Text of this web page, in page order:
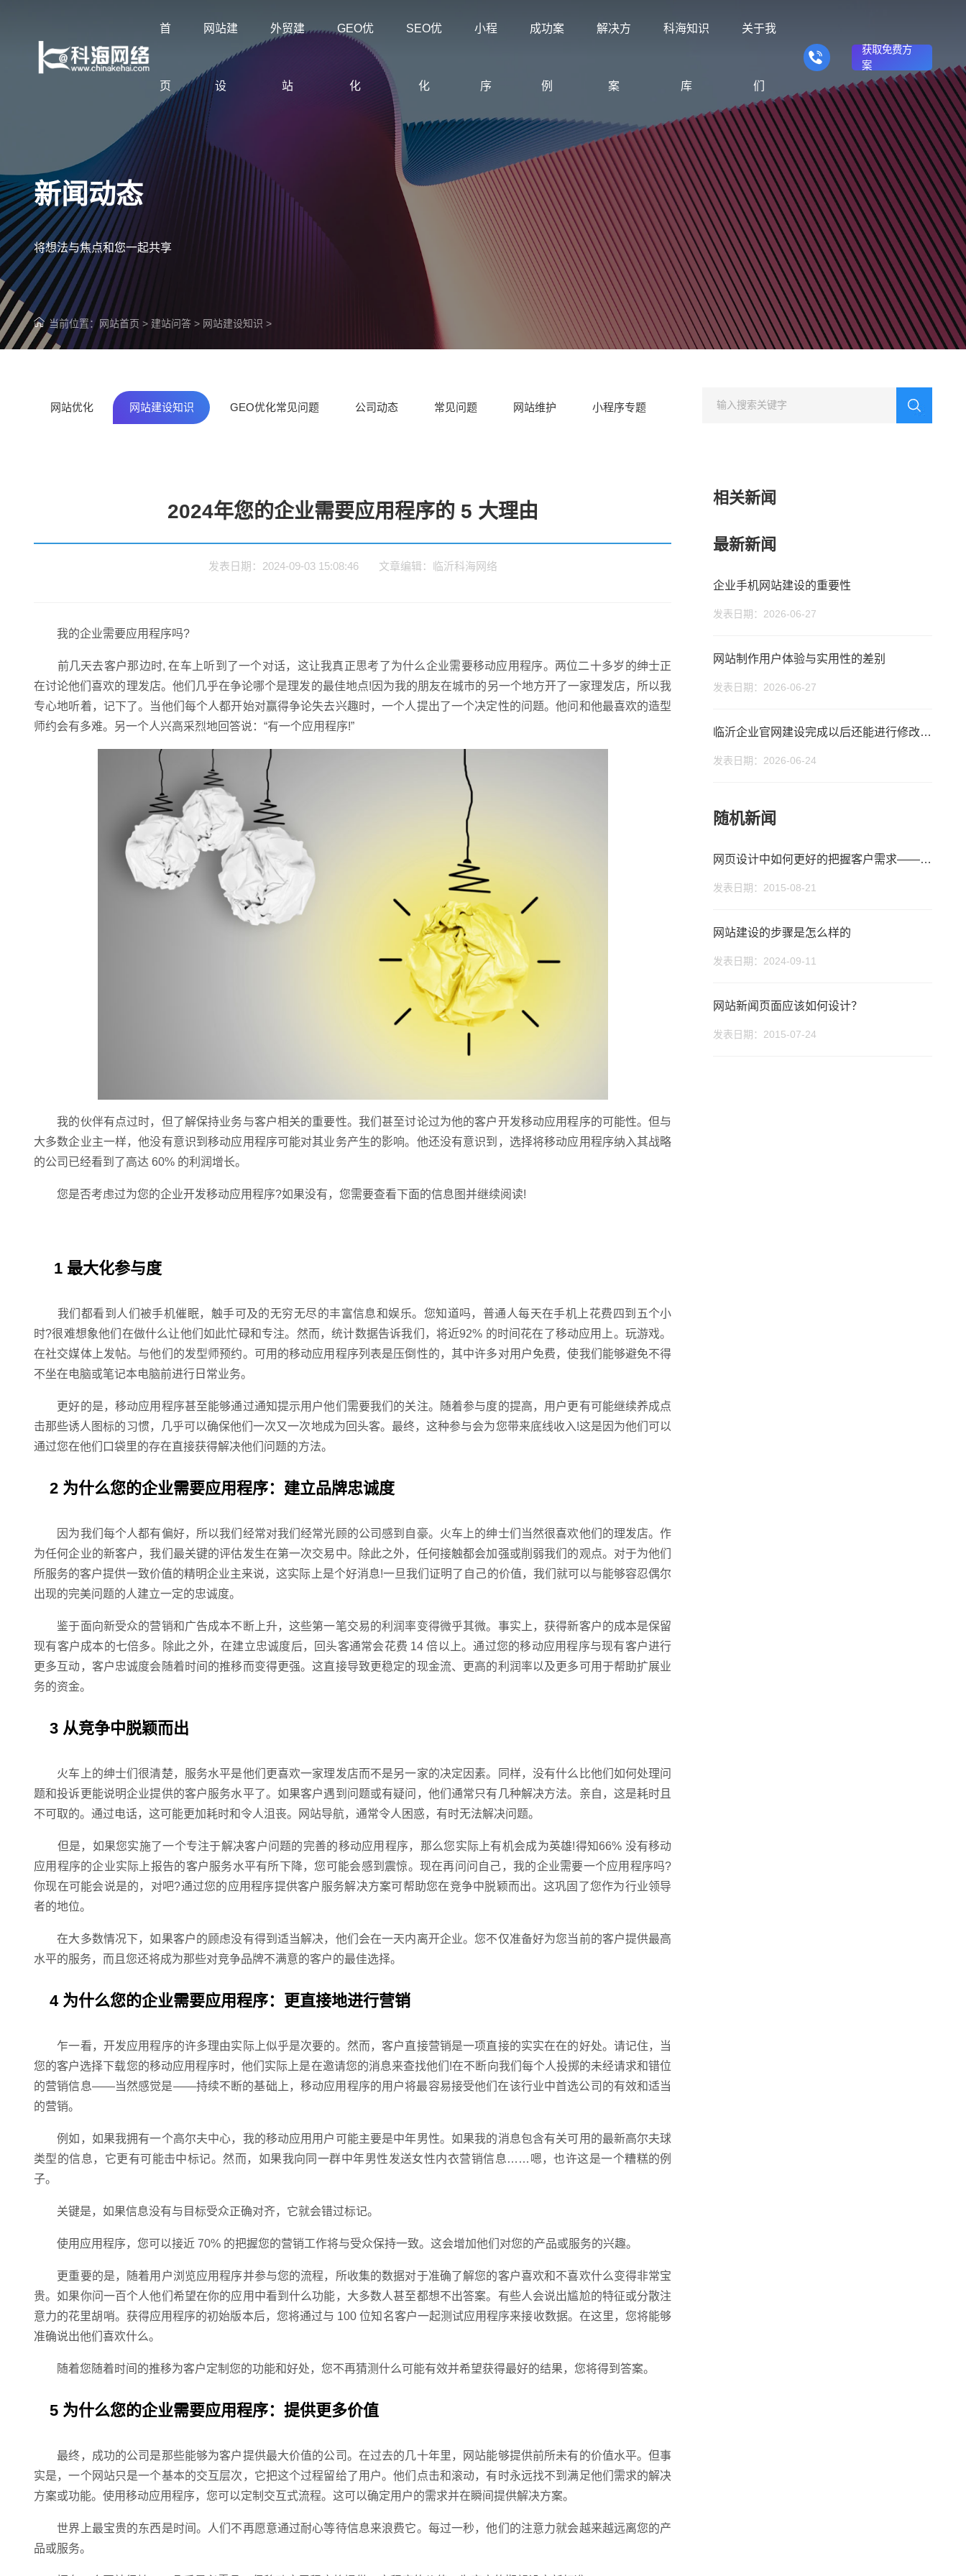
首
页
网站建
设
让企业品牌价值更进一步
专注网站建设与搜索优化服务
创意品牌型网站建设
企业品牌高端网站设计
企业营销型网站建设
营销推广转化获客网站
响应式网站建设
适应电脑、平板和手机终端
网站建设定制改版
定制化网站建设改版方案
购物商城系统开发
零售在线电子商务网站
手机微信网站建设
移动端网站与微信端展示开
发
外贸型网站制作
临沂外贸企业建设英文/多语言
集团型网站建设
适合集团公司、多品牌企业
行业门户网站建设
适合行业门户网站建设平台
外贸建
站
GEO优
化
SEO优
化
小程
序
成功案
例
展示企业网站建设案例
覆盖集团官网、品牌官网、营销型网站与外
贸网站
集团型网站
集团企业官网建设案例
购物商城网站
电子商务平台建设案例
行业门户网站
行业门户网站平台开发
外贸建站
外贸独立站与英文网站案例
企业品牌官网
创意品牌型网站建设案例
企业营销网站
营销型网站建立企业公信力
解决方
案
按行业与需求定制方案
网站建设、SEO优化、GEO优化与线上获
客方案
解决方案
定制化网站建设与优化方案
教育培训行业网
站建设方案
装饰公司网站建
设解决方案
节能环保网站建
设解决方案
购物商城网站建
设解决方案
品牌形象网站建
设解决方案
外贸网站建设解
决方案
我们的产品
多种网站建设服务满足企业需
求
科海知识
库
科海知识库
分享企业网站建设、SEO优化、GEO优化
与线上获客实战经验
常见问题
洞察建站排名获客难题
解决方法
沉淀建站优化实操方法
对比决策
辅助企业选择合适方案
行业案例
拆解不同行业获客路径
建站知识
早期建站知识问题
关于我
们
了解科海网络
2002年至今专注企业网站建设与搜索优化 公司介绍
专注互联网品牌建设与搜索优
科海与众不同
为企业提供网站建设、SEO优化
与线上获客服务
理念与信仰
我们用24年时间搭建了“创意+整
合+营销+优化”一体化服务模式
常见问题
了解建站、优化与服务流程问
题
联系我们
专注品牌建设与搜索优化服
务
获取免费方
案
新闻动态
将想法与焦点和您一起共享
当前位置：网站首页 > 建站问答 > 网站建设知识 >
网站优化 网站建设知识 GEO优化常见问题 公司动态 常见问题 网站维护 小程序专题
2024年您的企业需要应用程序的 5 大理由
发表日期：2024-09-03 15:08:46 文章编辑：临沂科海网络
我的企业需要应用程序吗?
前几天去客户那边时, 在车上听到了一个对话，这让我真正思考了为什么企业需要移动应用程序。两位二十多岁的绅士正
在讨论他们喜欢的理发店。他们几乎在争论哪个是理发的最佳地点!因为我的朋友在城市的另一个地方开了一家理发店，所以我
专心地听着，记下了。当他们每个人都开始对赢得争论失去兴趣时，一个人提出了一个决定性的问题。他问和他最喜欢的造型
师约会有多难。另一个人兴高采烈地回答说：“有一个应用程序!”
我的伙伴有点过时，但了解保持业务与客户相关的重要性。我们甚至讨论过为他的客户开发移动应用程序的可能性。但与
大多数企业主一样，他没有意识到移动应用程序可能对其业务产生的影响。他还没有意识到，选择将移动应用程序纳入其战略
的公司已经看到了高达 60% 的利润增长。
您是否考虑过为您的企业开发移动应用程序?如果没有，您需要查看下面的信息图并继续阅读!
1 最大化参与度
我们都看到人们被手机催眠，触手可及的无穷无尽的丰富信息和娱乐。您知道吗，普通人每天在手机上花费四到五个小
时?很难想象他们在做什么让他们如此忙碌和专注。然而，统计数据告诉我们，将近92% 的时间花在了移动应用上。玩游戏。
在社交媒体上发帖。与他们的发型师预约。可用的移动应用程序列表是压倒性的，其中许多对用户免费，使我们能够避免不得
不坐在电脑或笔记本电脑前进行日常业务。
更好的是，移动应用程序甚至能够通过通知提示用户他们需要我们的关注。随着参与度的提高，用户更有可能继续养成点
击那些诱人图标的习惯，几乎可以确保他们一次又一次地成为回头客。最终，这种参与会为您带来底线收入!这是因为他们可以
通过您在他们口袋里的存在直接获得解决他们问题的方法。
2 为什么您的企业需要应用程序：建立品牌忠诚度
因为我们每个人都有偏好，所以我们经常对我们经常光顾的公司感到自豪。火车上的绅士们当然很喜欢他们的理发店。作
为任何企业的新客户，我们最关键的评估发生在第一次交易中。除此之外，任何接触都会加强或削弱我们的观点。对于为他们
所服务的客户提供一致价值的精明企业主来说，这实际上是个好消息!一旦我们证明了自己的价值，我们就可以与能够容忍偶尔
出现的完美问题的人建立一定的忠诚度。
鉴于面向新受众的营销和广告成本不断上升，这些第一笔交易的利润率变得微乎其微。事实上，获得新客户的成本是保留
现有客户成本的七倍多。除此之外，在建立忠诚度后，回头客通常会花费 14 倍以上。通过您的移动应用程序与现有客户进行
更多互动，客户忠诚度会随着时间的推移而变得更强。这直接导致更稳定的现金流、更高的利润率以及更多可用于帮助扩展业
务的资金。
3 从竞争中脱颖而出
火车上的绅士们很清楚，服务水平是他们更喜欢一家理发店而不是另一家的决定因素。同样，没有什么比他们如何处理问
题和投诉更能说明企业提供的客户服务水平了。如果客户遇到问题或有疑问，他们通常只有几种解决方法。亲自，这是耗时且
不可取的。通过电话，这可能更加耗时和令人沮丧。网站导航，通常令人困惑，有时无法解决问题。
但是，如果您实施了一个专注于解决客户问题的完善的移动应用程序，那么您实际上有机会成为英雄!得知66% 没有移动
应用程序的企业实际上报告的客户服务水平有所下降，您可能会感到震惊。现在再问问自己，我的企业需要一个应用程序吗?
你现在可能会说是的，对吧?通过您的应用程序提供客户服务解决方案可帮助您在竞争中脱颖而出。这巩固了您作为行业领导
者的地位。
在大多数情况下，如果客户的顾虑没有得到适当解决，他们会在一天内离开企业。您不仅准备好为您当前的客户提供最高
水平的服务，而且您还将成为那些对竞争品牌不满意的客户的最佳选择。
4 为什么您的企业需要应用程序：更直接地进行营销
乍一看，开发应用程序的许多理由实际上似乎是次要的。然而，客户直接营销是一项直接的实实在在的好处。请记住，当
您的客户选择下载您的移动应用程序时，他们实际上是在邀请您的消息来查找他们!在不断向我们每个人投掷的未经请求和错位
的营销信息——当然感觉是——持续不断的基础上，移动应用程序的用户将最容易接受他们在该行业中首选公司的有效和适当
的营销。
例如，如果我拥有一个高尔夫中心，我的移动应用用户可能主要是中年男性。如果我的消息包含有关可用的最新高尔夫球
类型的信息，它更有可能击中标记。然而，如果我向同一群中年男性发送女性内衣营销信息……嗯，也许这是一个糟糕的例
子。
关键是，如果信息没有与目标受众正确对齐，它就会错过标记。
使用应用程序，您可以接近 70% 的把握您的营销工作将与受众保持一致。这会增加他们对您的产品或服务的兴趣。
更重要的是，随着用户浏览应用程序并参与您的流程，所收集的数据对于准确了解您的客户喜欢和不喜欢什么变得非常宝
贵。如果你问一百个人他们希望在你的应用中看到什么功能，大多数人甚至都想不出答案。有些人会说出尴尬的特征或分散注
意力的花里胡哨。获得应用程序的初始版本后，您将通过与 100 位知名客户一起测试应用程序来接收数据。在这里，您将能够
准确说出他们喜欢什么。
随着您随着时间的推移为客户定制您的功能和好处，您不再猜测什么可能有效并希望获得最好的结果，您将得到答案。
5 为什么您的企业需要应用程序：提供更多价值
最终，成功的公司是那些能够为客户提供最大价值的公司。在过去的几十年里，网站能够提供前所未有的价值水平。但事
实是，一个网站只是一个基本的交互层次，它把这个过程留给了用户。他们点击和滚动，有时永远找不到满足他们需求的解决
方案或功能。使用移动应用程序，您可以定制交互式流程。这可以确定用户的需求并在瞬间提供解决方案。
世界上最宝贵的东西是时间。人们不再愿意通过耐心等待信息来浪费它。每过一秒，他们的注意力就会越来越远离您的产
品或服务。
相关新闻
最新新闻
企业手机网站建设的重要性
发表日期：2026-06-27
网站制作用户体验与实用性的差别
发表日期：2026-06-27
临沂企业官网建设完成以后还能进行修改吗？
发表日期：2026-06-24
随机新闻
网页设计中如何更好的把握客户需求——临沂网
发表日期：2015-08-21
网站建设的步骤是怎么样的
发表日期：2024-09-11
网站新闻页面应该如何设计？
发表日期：2015-07-24
联系电话
企业网站建设